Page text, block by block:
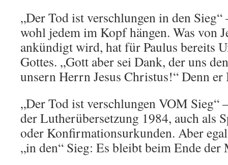
„Der Tod ist verschlungen in den
wohl jedem im Kopf hängen. Was von
ankündigt wird, hat für Paulus bereits
Gottes. „Gott aber sei Dank, der uns
unsern Herrn Jesus Christus!“ Denn er
„Der Tod ist verschlungen VOM Sieg“
der Lutherübersetzung 1984, auch als
oder Konfirmationsurkunden. Aber
„in den“ Sieg: Es bleibt beim Ende der